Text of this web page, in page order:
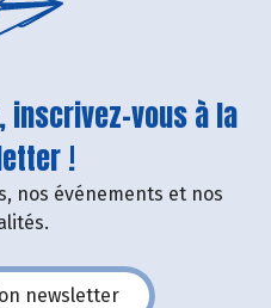
inscrivez-vous à la
!
nos événements et nos
newsletter